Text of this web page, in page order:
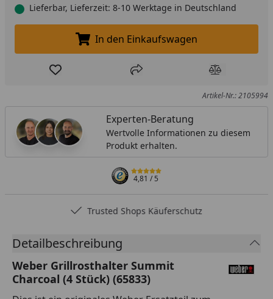
Lieferbar, Lieferzeit: 8-10 Werktage in Deutschland
In den Einkaufswagen legen
In den Einkaufswagen
Produkt zur Wunschliste hinzufügen
Teilen Produkt
Artikel-Nr.: 2105994
Experten-Beratung
Wertvolle Informationen zu diesem
Produkt erhalten.
4,81/ 5
Trusted Shops Käuferschutz
Detailbeschreibung
Weber Grillrosthalter Summit
Charcoal (4 Stück) (65833)